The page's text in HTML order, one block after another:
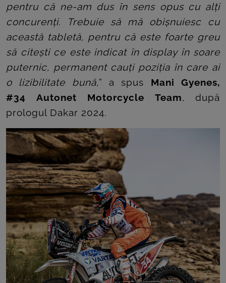
pentru că ne-am dus în sens opus cu alți
concurenți. Trebuie să mă obișnuiesc cu
această tabletă, pentru că este foarte greu
să citești ce este indicat în display în soare
puternic, permanent cauți poziția în care ai
o lizibilitate bună,” a spus Mani Gyenes,
#34 Autonet Motorcycle Team, după
prologul Dakar 2024.